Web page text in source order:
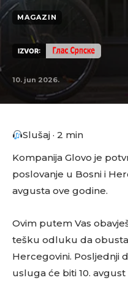
MAGAZIN
IZVOR:
10. jun 2026.
Slušaj · 2 min
Kompanija Glovo je
poslovanje u Bosni i
avgusta ove godine.
Ovim putem Vas
tešku odluku da
Hercegovini. Posljednji
usluga će biti 10.